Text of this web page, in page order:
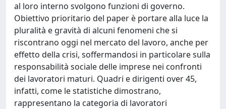
al loro interno svolgono funzioni di governo.
Obiettivo prioritario del paper è portare alla luce la
pluralità e gravità di alcuni fenomeni che si
riscontrano oggi nel mercato del lavoro, anche per
effetto della crisi, soffermandosi in particolare sulla
responsabilità sociale delle imprese nei confronti
dei lavoratori maturi. Quadri e dirigenti over 45,
infatti, come le statistiche dimostrano,
rappresentano la categoria di lavoratori